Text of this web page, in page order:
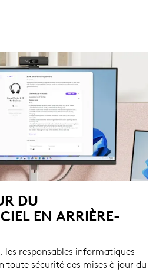
DU
EN ARRIÈRE-
les responsables informatiques
toute sécurité des mises à jour du